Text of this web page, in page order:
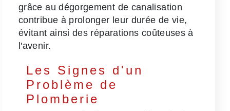
grâce au dégorgement de canalisation
contribue à prolonger leur durée de vie,
évitant ainsi des réparations coûteuses à
l'avenir.
Les Signes d'un
Problème de
Plomberie